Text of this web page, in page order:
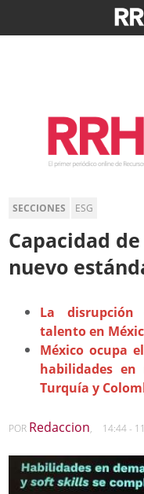
SECCIONES ESG
Capacidad
nuevo
La
talento en
México ocupa
habilidades
Turquía y
POR Redaccion, 14:44 -